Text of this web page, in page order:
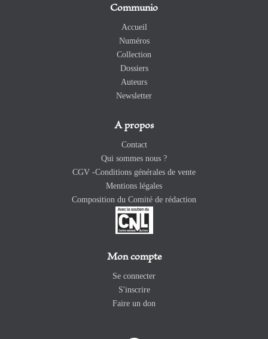
Communio
Accueil
Numéros
Collection
Dossiers
Auteurs
Newsletter
A propos
Contact
Qui sommes nous ?
CGV -Conditions générales de vente
Mentions légales
Composition du Comité de rédaction
Mon compte
Se connecter
S'inscrire
Faire un don